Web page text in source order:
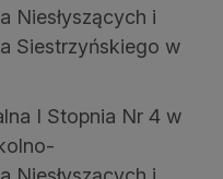
Niesłyszących i
Siestrzyńskiego w
I Stopnia Nr 4 w